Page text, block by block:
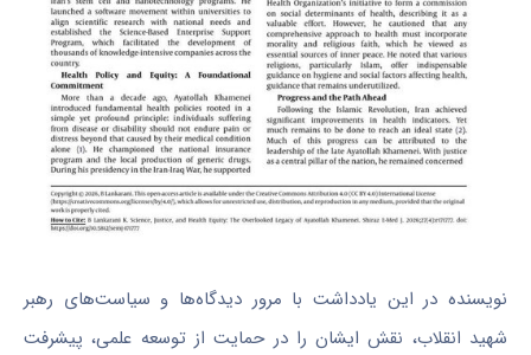
نویسنده در این یادداشت با مرور دیدگاه‌ها و سیاست‌های رهبر
شهید انقلاب، نقش ایشان را در حمایت از توسعه علمی، پیشرفت